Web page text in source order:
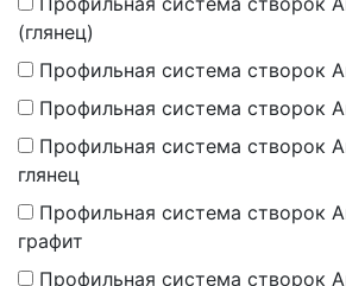
(глянец)
Профильная система створок
Профильная система створок
Профильная система створок
глянец
Профильная система створок
графит
Профильная система створок